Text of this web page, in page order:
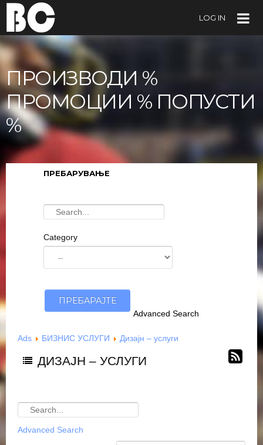
LOG IN
ПРОИЗВОДИ %
ПРОМОЦИИ % ПОПУСТИ
%
ПРЕБАРУВАЊЕ
Category
Advanced Search
Ads БИЗНИС УСЛУГИ Дизајн – услуги
ДИЗАЈН – УСЛУГИ
Advanced Search